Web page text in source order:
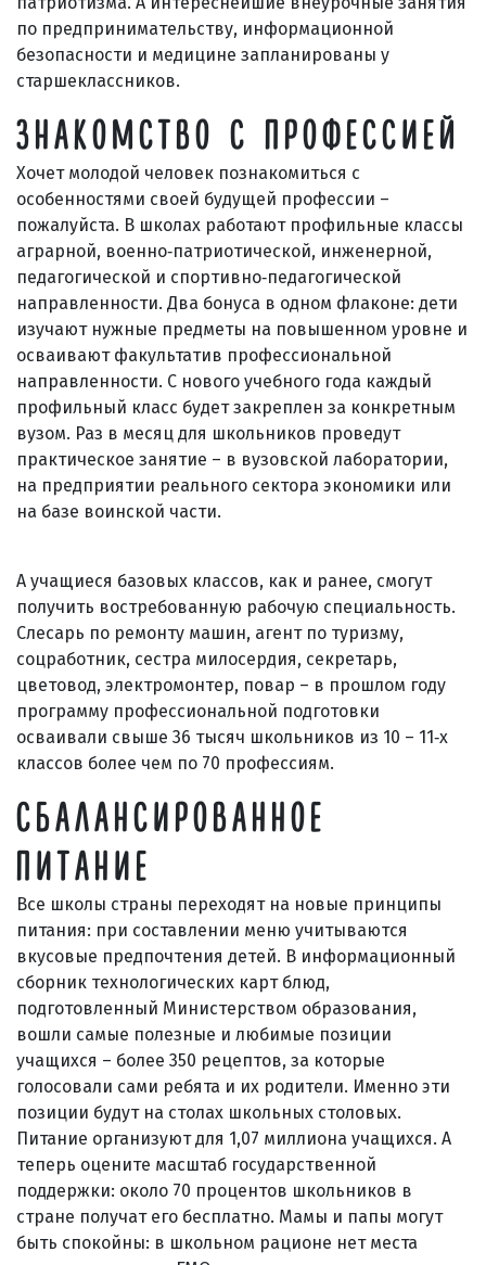
по предпринимательству, информационной
безопасности и медицине запланированы у
старшеклассников.
ЗНАКОМСТВО С ПРОФЕССИЕЙ
Хочет молодой человек познакомиться с
особенностями своей будущей профессии –
пожалуйста. В школах работают профильные классы
аграрной, военно‑патриотической, инженерной,
педагогической и спортивно‑педагогической
направленности. Два бонуса в одном флаконе: дети
изучают нужные предметы на повышенном уровне и
осваивают факультатив профессиональной
направленности. С нового учебного года каждый
профильный класс будет закреплен за конкретным
вузом. Раз в месяц для школьников проведут
практическое занятие – в вузовской лаборатории,
на предприятии реального сектора экономики или
на базе воинской части.
А учащиеся базовых классов, как и ранее, смогут
получить востребованную рабочую специальность.
Слесарь по ремонту машин, агент по туризму,
соцработник, сестра милосердия, секретарь,
цветовод, электромонтер, повар – в прошлом году
программу профессиональной подготовки
осваивали свыше 36 тысяч школьников из 10 – 11‑х
классов более чем по 70 профессиям.
СБАЛАНСИРОВАННОЕ
ПИТАНИЕ
Все школы страны переходят на новые принципы
питания: при составлении меню учитываются
вкусовые предпочтения детей. В информационный
сборник технологических карт блюд,
подготовленный Министерством образования,
вошли самые полезные и любимые позиции
учащихся – более 350 рецептов, за которые
голосовали сами ребята и их родители. Именно эти
позиции будут на столах школьных столовых.
Питание организуют для 1,07 миллиона учащихся. А
теперь оцените масштаб государственной
поддержки: около 70 процентов школьников в
стране получат его бесплатно. Мамы и папы могут
быть спокойны: в школьном рационе нет места